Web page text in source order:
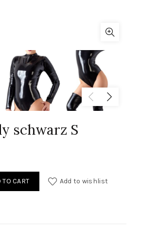
schwarz S
S quantity
TO CART Add to wishlist